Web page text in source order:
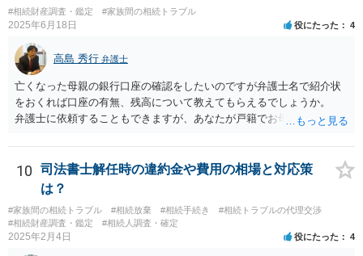
#相続財産調査・鑑定 #家族間の相続トラブル
2025年6月18日 役にたった 4
高島 秀行 弁護士
亡くなった母親の銀行口座の確認をしたいのですが弁護士名で紹介状
をおくれば口座の有無、残高について教えてもらえるでしょうか。
弁護士に依頼することもできますが、あなたが戸籍でお母さんの相続
高は教えてくれると思います。 自分ではよくわからないということ
であれば、弁護士に相談し依頼されたら良いと思います。
10
司法書士解任時の違約金や費用の相場と対応策
は？
#家族間の相続トラブル #相続放棄 #相続手続き
#相続トラブルの代理交渉
#相続財産調査・鑑定
#相続人調査・確定
2025年2月4日 役にたった 4